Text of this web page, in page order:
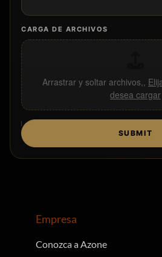
CARGA DE ARCHIVOS
Arrastrar y soltar archivos,,
desea cargar
SUBMIT
Empresa
Conozca a Azone